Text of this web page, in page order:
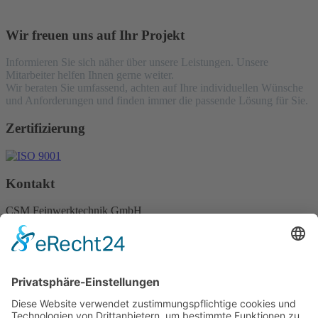
Wir freuen uns auf Ihr Projekt
Informieren Sie sich näher über unsere Leistungen. Unsere
Mitarbeiter helfen Ihnen gerne weiter.
Wir beraten Sie umfassend, achten auf Ihre individuellen Wünsche
und Anforderungen und finden immer die passende Lösung für Sie.
Zertifizierung
Kontakt
CSM Feinwerktechnik GmbH
Lugwaldstraße 24
75417 Mühlacker
info@csm-feinwerktechnik.de
© 2026